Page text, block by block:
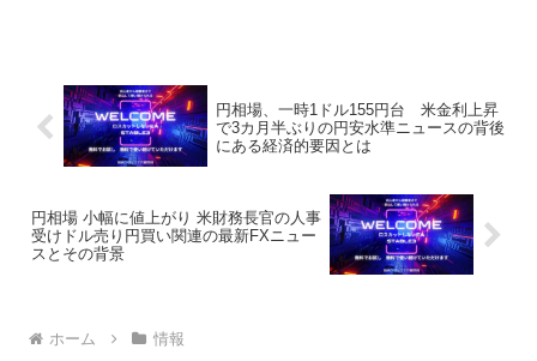
円相場、一時1ドル155円台 米金利上昇
で3カ月半ぶりの円安水準ニュースの背後
にある経済的要因とは
円相場 小幅に値上がり 米財務長官の人事
受けドル売り円買い関連の最新FXニュー
スとその背景
ホーム 情報